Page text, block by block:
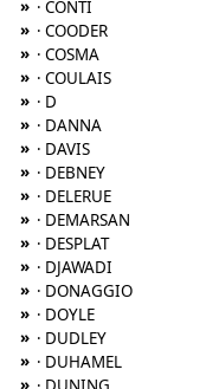
» · CONTI
» · COODER
» · COSMA
» · COULAIS
» · D
» · DANNA
» · DAVIS
» · DEBNEY
» · DELERUE
» · DEMARSAN
» · DESPLAT
» · DJAWADI
» · DONAGGIO
» · DOYLE
» · DUDLEY
» · DUHAMEL
»